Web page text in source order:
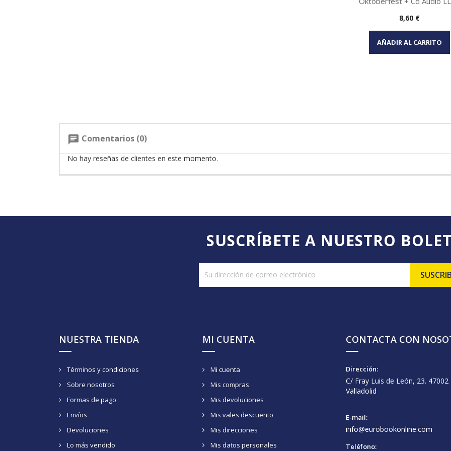
Vista rápida
Precio
8,60 €
AÑADIR AL CARRITO
chat Comentarios (0)
No hay reseñas de clientes en este momento.
SUSCRÍBETE A NUESTRO
NUESTRA TIENDA
Términos y condiciones
Sobre nosotros
Formas de pago
Envíos
Devoluciones
Lo más vendido
MI CUENTA
Mi cuenta
Mis compras
Mis devoluciones
Mis vales descuento
Mis direcciones
Mis datos personales
CONTACTA CON
Dirección:
C/ Fray Luis de León, 23. 47002
Valladolid
E-mail:
info@eurobookonline.com
Teléfono: